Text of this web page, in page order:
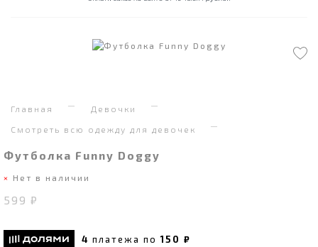
Главная Девочки
Смотреть всю одежду для девочек
Футболка Funny Doggy
Нет в наличии
599 ₽
4 платежа по150 ₽